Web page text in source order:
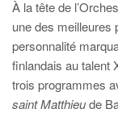
À la tête de
une des meilleures
personnalité
finlandais au talent
trois programmes
saint Matthieude